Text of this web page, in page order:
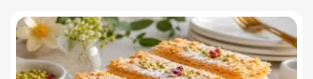
۳۵ لیست غذاهای جدید و متفاوت؛ برای ناهار و مهمانی
14 مرداد 1405